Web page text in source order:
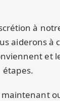
à
aiderons à
et
étapes.